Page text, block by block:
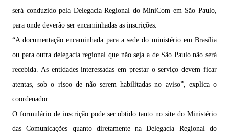
será conduzido pela Delegacia Regional do MiniCom em São Paulo,
para onde deverão ser encaminhadas as inscrições.
“A documentação encaminhada para a sede do ministério em Brasília
ou para outra delegacia regional que não seja a de São Paulo não será
recebida. As entidades interessadas em prestar o serviço devem ficar
atentas, sob o risco de não serem habilitadas no aviso”, explica o
coordenador.
O formulário de inscrição pode ser obtido tanto no site do Ministério
das Comunicações quanto diretamente na Delegacia Regional do